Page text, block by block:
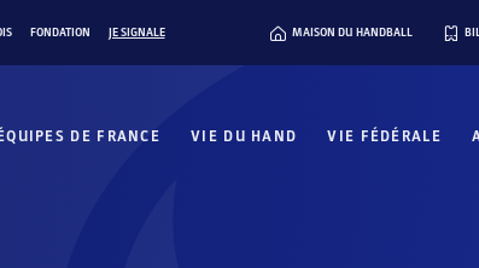
FONDATION JE SIGNALE MAISON DU HANDBALL
DE FRANCE VIE DU HAND VIE FÉDÉRALE